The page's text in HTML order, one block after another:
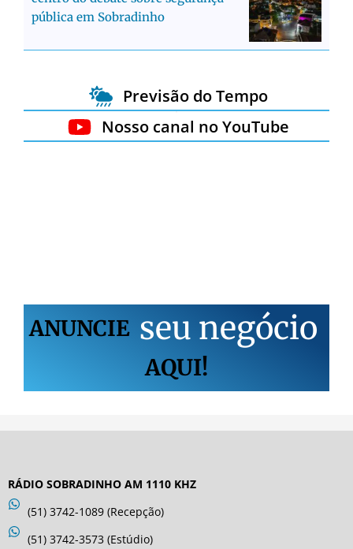
pública em Sobradinho
Previsão do Tempo
Nosso canal no YouTube
ANUNCIE seu negócio
AQUI!
RÁDIO SOBRADINHO AM 1110 KHZ
(51) 3742-1089 (Recepção)
(51) 3742-3573 (Estúdio)